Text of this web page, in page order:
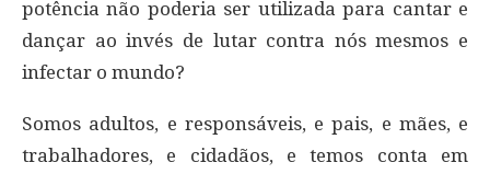
potência não poderia ser utilizada para cantar e
dançar ao invés de lutar contra nós mesmos e
infectar o mundo?
Somos adultos, e responsáveis, e pais, e mães, e
trabalhadores, e cidadãos, e temos conta em